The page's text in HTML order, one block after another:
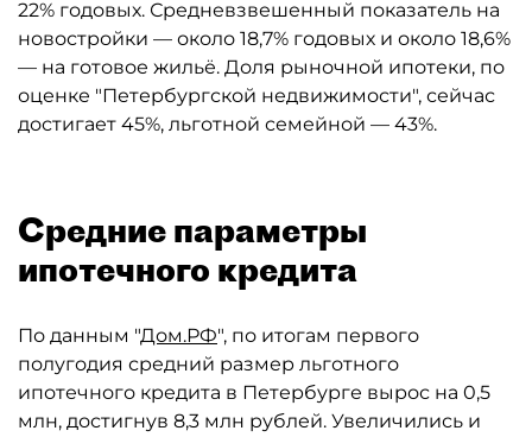
22% годовых. Средневзвешенный показатель на
новостройки — около 18,7% годовых и около 18,6%
— на готовое жильё. Доля рыночной ипотеки, по
оценке "Петербургской недвижимости", сейчас
достигает 45%, льготной семейной — 43%.
Средние параметры
ипотечного кредита
По данным "Дом.РФ", по итогам первого
полугодия средний размер льготного
ипотечного кредита в Петербурге вырос на 0,5
млн, достигнув 8,3 млн рублей. Увеличились и